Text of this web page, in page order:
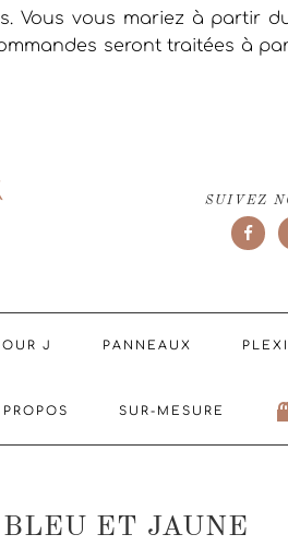
Vous vous mariez à partir
seront traitées à
SUIVEZ
J PANNEAUX
SUR-MESURE
ET JAUNE